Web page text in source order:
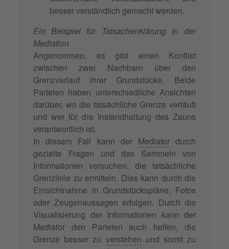
besser verständlich gemacht werden.
Ein Beispiel für Tatsachenklärung in der
Mediation
Angenommen, es gibt einen Konflikt
zwischen zwei Nachbarn über den
Grenzverlauf ihrer Grundstücke. Beide
Parteien haben unterschiedliche Ansichten
darüber, wo die tatsächliche Grenze verläuft
und wer für die Instandhaltung des Zauns
verantwortlich ist.
In diesem Fall kann der Mediatordurch
gezielte Fragen und das Sammeln von
Informationen versuchen, die tatsächliche
Grenzlinie zu ermitteln. Dies kann durch die
Einsichtnahme in Grundstückspläne, Fotos
oder Zeugenaussagen erfolgen. Durch die
Visualisierung der Informationen kann der
Mediator den Parteien auch helfen, die
Grenze besser zu verstehen und somit zu